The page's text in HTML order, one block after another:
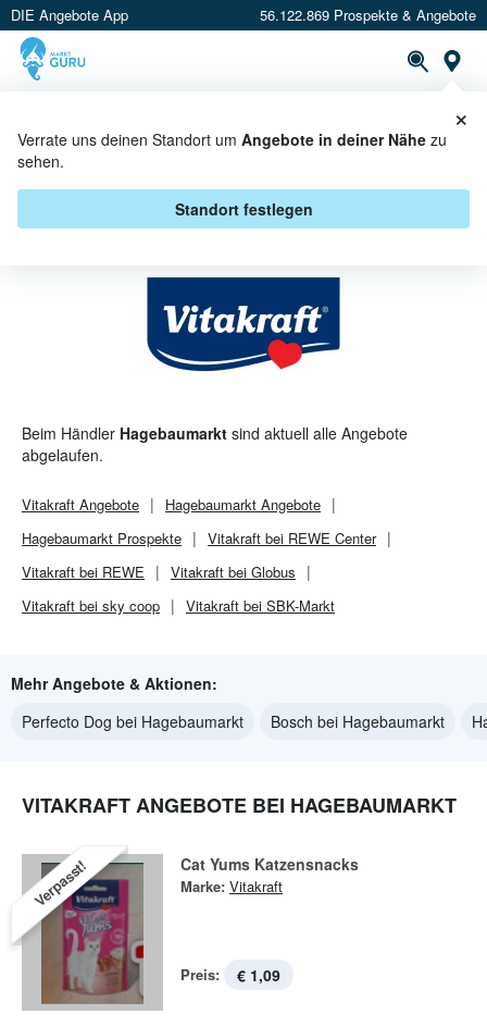
DIE Angebote App 56.122.869 Prospekte & Angebote
Verrate uns deinen Standort um Angebote in deiner Nähe zu
sehen.
Standort festlegen
×
VITAKRAFT BEI HAGEBAUMARKT -
ANGEBOTE & AKTIONEN
Beim Händler Hagebaumarkt sind aktuell alle Angebote
abgelaufen.
Vitakraft Angebote Hagebaumarkt Angebote
Hagebaumarkt Prospekte
Vitakraft bei REWE Center
Vitakraft bei REWE
Vitakraft bei Globus
Vitakraft bei sky coop
Vitakraft bei SBK-Markt
Mehr Angebote & Aktionen:
Perfecto Dog bei Hagebaumarkt
Bosch bei Hagebaumarkt
VITAKRAFT ANGEBOTE BEI HAGEBAUMARKT
Verpasst! Cat Yums Katzensnacks
Marke: Vitakraft
Preis: € 1,09